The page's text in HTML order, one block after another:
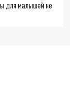
для малышей не